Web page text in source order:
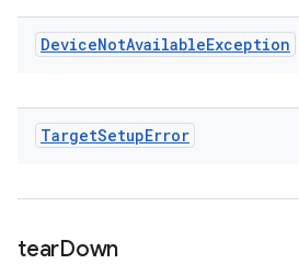
DeviceNotAvailableException
TargetSetupError
tearDown